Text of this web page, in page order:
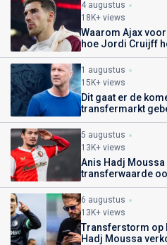
4 augustus
18K+ views
Waarom Ajax
hoe Jordi Cruijff
1 augustus
15K+ views
Dit gaat er de
transfermarkt
5 augustus
13K+ views
Anis Hadj
transferwaarde
6 augustus
13K+ views
Transferstorm op
Hadj Moussa